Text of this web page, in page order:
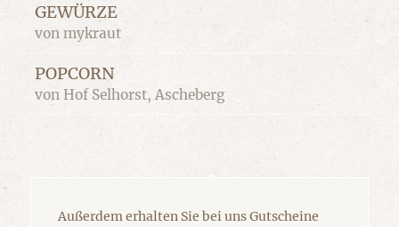
GEWÜRZE
von mykraut
POPCORN
von Hof Selhorst, Ascheberg
Außerdem erhalten Sie bei uns Gutscheine